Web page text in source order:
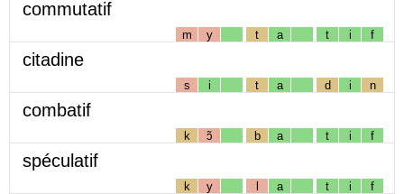
commutatif
m y t a t i f
citadine
s i t a d i n
combatif
k ɔ̃ b a t i f
spéculatif
k y l a t i f